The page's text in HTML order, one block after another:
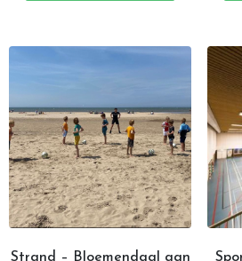
Strand – Bloemendaal aan